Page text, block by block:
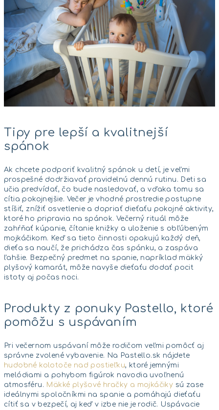
Tipy pre lepší a kvalitnejší
spánok
Ak chcete podporiť kvalitný spánok u detí, je veľmi
prospešné dodržiavať pravidelnú dennú rutinu. Deti sa
učia predvídať, čo bude nasledovať, a vďaka tomu sa
cítia pokojnejšie. Večer je vhodné prostredie postupne
stíšiť, znížiť osvetlenie a dopriať dieťaťu pokojné aktivity,
ktoré ho pripravia na spánok. Večerný rituál môže
zahŕňať kúpanie, čítanie knižky a uloženie s obľúbeným
mojkáčikom. Keď sa tieto činnosti opakujú každý deň,
dieťa sa naučí, že prichádza čas spánku, a zaspáva
ľahšie. Bezpečný predmet na spanie, napríklad mäkký
plyšový kamarát, môže navyše dieťaťu dodať pocit
istoty aj počas noci.
Produkty z ponuky Pastello, ktoré
pomôžu s uspávaním
Pri večernom uspávaní môže rodičom veľmi pomôcť aj
správne zvolené vybavenie. Na Pastello.sk nájdete
hudobné kolotoče nad postieľku, ktoré jemnými
melódiami a pohybom figúrok navodia uvoľnenú
atmosféru. Mäkké plyšové hračky a mojkáčiky sú zase
ideálnymi spoločníkmi na spanie a pomáhajú dieťaťu
cítiť sa v bezpečí, aj keď v izbe nie je rodič. Uspávacie